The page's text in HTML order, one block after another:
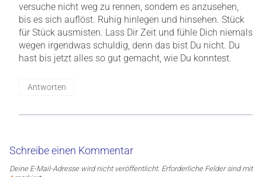
versuche nicht weg zu rennen, sondern es anzusehen,
bis es sich auflöst. Ruhig hinlegen und hinsehen. Stück
für Stück ausmisten. Lass Dir Zeit und fühle Dich niemals
wegen irgendwas schuldig, denn das bist Du nicht. Du
hast bis jetzt alles so gut gemacht, wie Du konntest.
Antworten
Schreibe einen Kommentar
Deine E-Mail-Adresse wird nicht veröffentlicht. Erforderliche Felder sind mit